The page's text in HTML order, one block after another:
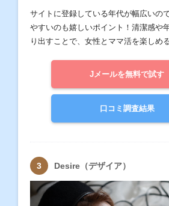
サイトに登録している年代が幅広いの
やすいのも嬉しいポイント！清潔感や
り出すことで、女性とママ活を楽しめ
Jメールを無料で試す
口コミ調査結果
Desire（デザイア）